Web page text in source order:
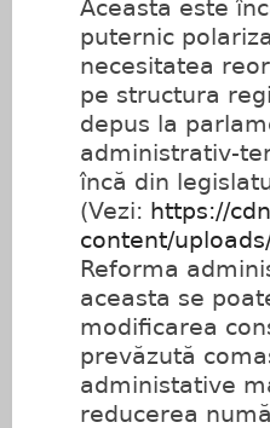
Aceasta este
puternic
necesitatea
pe structura
depus la
administrativ-
încă din
(Vezi: https://
content/
Reforma
aceasta se
modificarea
prevăzută
administative
reducerea